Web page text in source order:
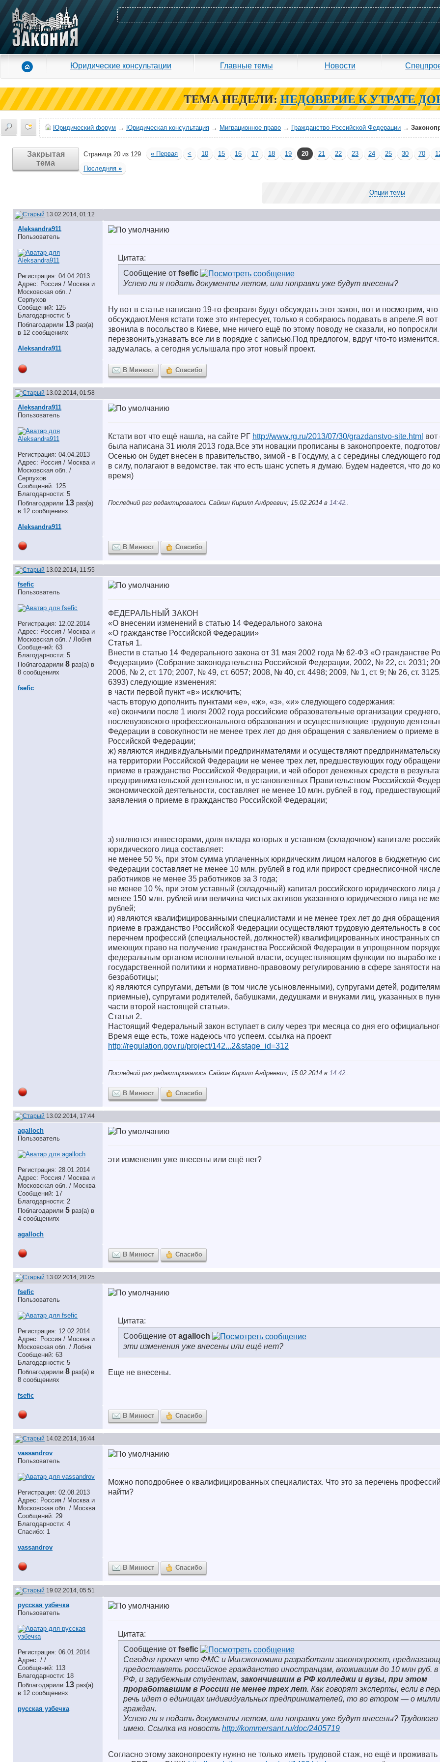
Юридические консультации Главные темы Новости
ТЕМА НЕДЕЛИ: НЕДОВЕРИЕ К УТРАТЕ
Юридический форум → Юридическая консультация → Миграционное право → Гражданство Российской Федерации →
Закрытая
тема
Страница 20 из 129 « Первая < 10 15 16 17 18 19 20 21 22 23 24 25 30 70
Последняя»
Опции темы
13.02.2014, 01:12
Aleksandra911
Пользователь
Регистрация: 04.04.2013
Адрес: Россия / Москва и
Московская обл. /
Серпухов
Сообщений: 125
Благодарности: 5
Поблагодарили 13 раз(а)
в 12 сообщениях
Aleksandra911
Цитата:
Сообщение от fsefic
Успею ли я подать документы летом, или поправки уже будут внесены?
Ну вот в статье написано 19-го февраля будут обсуждать этот закон, вот и посмотрим,
обсуждают.Меня кстати тоже это интересует, только я собираюсь подавать в апреле.Я
звонила в посольство в Киеве, мне ничего ещё по этому поводу не сказали, но попросили
перезвонить,узнавать все ли в порядке с записью.Под предлогом, вдруг что-то
задумалась, а сегодня услышала про этот новый проект.
В Минюст Спасибо
13.02.2014, 01:58
Aleksandra911
Пользователь
Регистрация: 04.04.2013
Адрес: Россия / Москва и
Московская обл. /
Серпухов
Сообщений: 125
Благодарности: 5
Поблагодарили 13 раз(а)
в 12 сообщениях
Aleksandra911
Кстати вот что ещё нашла, на сайте РГ http://www.rg.ru/2013/07/30/grazdanstvo-site.html вот
была написана 31 июля 2013 года.Все эти новации прописаны в законопроекте,
Осенью он будет внесен в правительство, зимой - в Госдуму, а с середины следующего
в силу, полагают в ведомстве. так что есть шанс успеть я думаю. Будем надеется, что до
время)
Последний раз редактировалось Сайкин Кирилл Андреевич; 15.02.2014 в 14:42..
В Минюст Спасибо
13.02.2014, 11:55
fsefic
Пользователь
Регистрация: 12.02.2014
Адрес: Россия / Москва и
Московская обл. / Лобня
Сообщений: 63
Благодарности: 5
Поблагодарили 8 раз(а) в
8 сообщениях
fsefic
ФЕДЕРАЛЬНЫЙ ЗАКОН
«О внесении изменений в статью 14 Федерального закона
«О гражданстве Российской Федерации»
Статья 1.
Внести в статью 14 Федерального закона от 31 мая 2002 года № 62-ФЗ «О гражданстве
Федерации» (Собрание законодательства Российской Федерации, 2002, № 22, ст. 2031;
2006, № 2, ст. 170; 2007, № 49, ст. 6057; 2008, № 40, ст. 4498; 2009, № 1, ст. 9; № 26, ст.
6393) следующие изменения:
в части первой пункт «в» исключить;
часть вторую дополнить пунктами «е», «ж», «з», «и» следующего содержания:
«е) окончили после 1 июля 2002 года российские образовательные организации
послевузовского профессионального образования и осуществляющие трудовую
Федерации в совокупности не менее трех лет до дня обращения с заявлением о приеме
Российской Федерации;
ж) являются индивидуальными предпринимателями и осуществляют
на территории Российской Федерации не менее трех лет, предшествующих году
приеме в гражданство Российской Федерации, и чей оборот денежных средств в
предпринимательской деятельности, в установленных Правительством Российской
экономической деятельности, составляет не менее 10 млн. рублей в год,
заявления о приеме в гражданство Российской Федерации;
з) являются инвесторами, доля вклада которых в уставном (складочном) капитале
юридического лица составляет:
не менее 50 %, при этом сумма уплаченных юридическим лицом налогов в бюджетную
Федерации составляет не менее 10 млн. рублей в год или прирост среднесписочной
работников не менее 35 работников за 3 года;
не менее 10 %, при этом уставный (складочный) капитал российского юридического
менее 150 млн. рублей или величина чистых активов указанного юридического лица не
рублей;
и) являются квалифицированными специалистами и не менее трех лет до дня
приеме в гражданство Российской Федерации осуществляют трудовую деятельность в
перечнем профессий (специальностей, должностей) квалифицированных иностранных
имеющих право на получение гражданства Российской Федерации в упрощенном
федеральным органом исполнительной власти, осуществляющим функции по выработке
государственной политики и нормативно-правовому регулированию в сфере занятости
безработицы;
к) являются супругами, детьми (в том числе усыновленными), супругами детей,
приемные), супругами родителей, бабушками, дедушками и внуками лиц, указанных в
части второй настоящей статьи».
Статья 2.
Настоящий Федеральный закон вступает в силу через три месяца со дня его
Время еще есть, тоже надеюсь что успеем. ссылка на проект
http://regulation.gov.ru/project/142...2&stage_id=312
Последний раз редактировалось Сайкин Кирилл Андреевич; 15.02.2014 в 14:42..
В Минюст Спасибо
13.02.2014, 17:44
agalloch
Пользователь
Регистрация: 28.01.2014
Адрес: Россия / Москва и
Московская обл. / Москва
Сообщений: 17
Благодарности: 2
Поблагодарили 5 раз(а) в
4 сообщениях
agalloch
эти изменения уже внесены или ещё нет?
В Минюст Спасибо
13.02.2014, 20:25
fsefic
Пользователь
Регистрация: 12.02.2014
Адрес: Россия / Москва и
Московская обл. / Лобня
Сообщений: 63
Благодарности: 5
Поблагодарили 8 раз(а) в
8 сообщениях
fsefic
Цитата:
Сообщение от agalloch
эти изменения уже внесены или ещё нет?
Еще не внесены.
В Минюст Спасибо
14.02.2014, 16:44
vassandrov
Пользователь
Регистрация: 02.08.2013
Адрес: Россия / Москва и
Московская обл. / Москва
Сообщений: 29
Благодарности: 4
Спасибо: 1
vassandrov
Можно поподробнее о квалифицированных специалистах. Что это за перечень
найти?
В Минюст Спасибо
19.02.2014, 05:51
русская узбечка
Пользователь
Регистрация: 06.01.2014
Адрес: / /
Сообщений: 113
Благодарности: 18
Поблагодарили 13 раз(а)
в 12 сообщениях
русская узбечка
Цитата:
Сообщение от fsefic
Сегодня прочел что ФМС и Минэкономики разработали законопроект,
предоставлять российское гражданство иностранцам, вложившим до 10 млн руб. в
РФ, и зарубежным студентам, закончившим в РФ колледжи и вузы, при этом
проработавшим в России не менее трех лет. Как говорят эксперты, если в
речь идет о единицах индивидуальных предпринимателей, то во втором — о
граждан.
Успею ли я подать документы летом, или поправки уже будут внесены?
имею. Ссылка на новость http://kommersant.ru/doc/2405719
Согласно этому законопроекту нужно не только иметь трудовой стаж, но ещё и проживать